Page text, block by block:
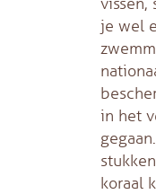
je wel
in het
koraal